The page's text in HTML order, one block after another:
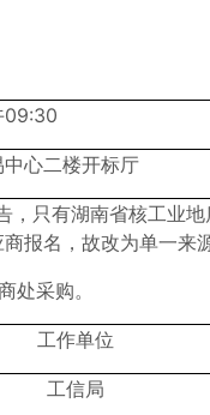
09:30
心二楼开标厅
，只有湖南省核工业
报名，故改为单一来
处采购。
工作单位
工信局